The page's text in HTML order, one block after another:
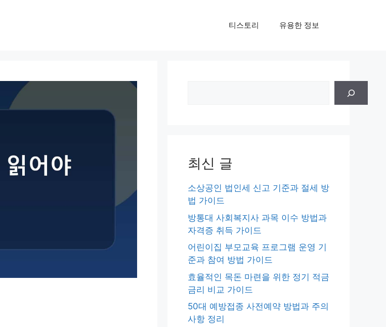
티스토리 유용한 정보
최신 글
소상공인 법인세 신고 기준과 절세 방
법 가이드
방통대 사회복지사 과목 이수 방법과
자격증 취득 가이드
어린이집 부모교육 프로그램 운영 기
준과 참여 방법 가이드
효율적인 목돈 마련을 위한 정기 적금
금리 비교 가이드
50대 예방접종 사전예약 방법과 주의
사항 정리